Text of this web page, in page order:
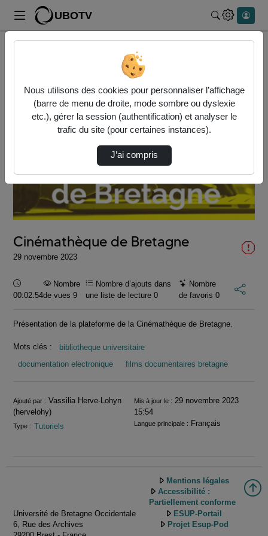
UBOTV
Cinémathèque de Bretagne
Lire
la
vidéo
Cinémathèque de Bretagne
29 novembre 2023
Durée :
00:02:54
Nombre
de vues 9
Nombre d’ajouts dans
une liste de lecture0
Nombre
de favoris 0
Présentation de la plateforme de la Cinémathèque de Bretagne.
Mots clés :
bibliotheque universitaire
documentation electronique
films documentaires bretagne
Informations
Ajouté par : Vassilia Herve-Lohyn
(hervelohy)
Mis à jour le : 29 novembre 2023
15:54
Type : Tutoriels Langue principale : Français
Université de Bretagne Occidentale
6, Rue des Archives
Mentions légales
Accessibilité :
Partiellement conforme
ESUP-Portail
Projet Esup-Pod
Nous utilisons des cookies pour personnaliser l’affichage
(barre de menu de droite, mode sombre ou dyslexie
etc.), gérer la session (authentification) et analyser le
trafic du site (pour certaines instances).
J’ai compris